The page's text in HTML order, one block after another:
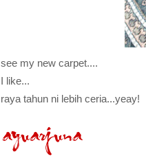
see my new carpet....
I like...
raya tahun ni lebih ceria...yeay!